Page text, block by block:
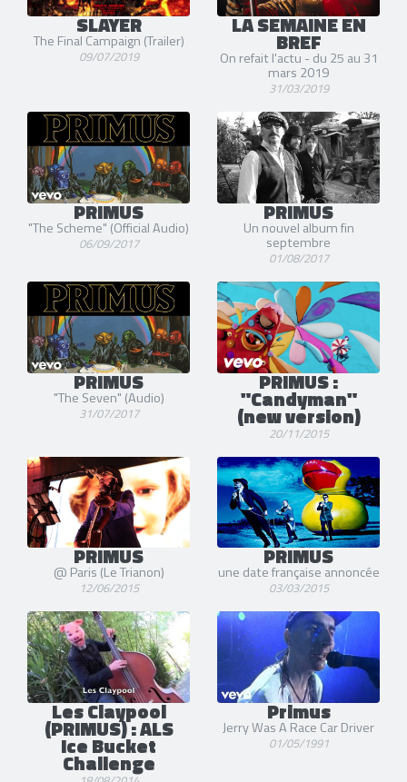
SLAYER
The Final Campaign (Trailer)
09/07/2019
LA SEMAINE EN
BREF
On refait l'actu - du 25 au 31
mars 2019
31/03/2019
PRIMUS
"The Scheme" (Official Audio)
06/09/2017
PRIMUS
Un nouvel album fin
septembre
01/08/2017
PRIMUS
"The Seven" (Audio)
31/07/2017
PRIMUS :
"Candyman"
(new version)
20/11/2015
PRIMUS
@ Paris (Le Trianon)
12/06/2015
PRIMUS
une date française annoncée
03/03/2015
Les Claypool
(PRIMUS) : ALS
Ice Bucket
Challenge
Primus
Jerry Was A Race Car Driver
01/05/1991